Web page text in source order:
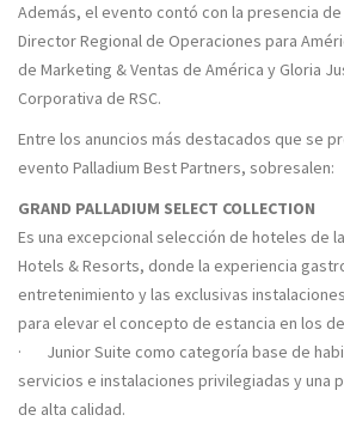
Además, el evento contó con la presencia
Director Regional de Operaciones para
de Marketing & Ventas de América y Gloria
Corporativa de RSC.
Entre los anuncios más destacados que se
evento Palladium Best Partners, sobresalen:
GRAND PALLADIUM SELECT COLLECTION
Es una excepcional selección de hoteles de
Hotels & Resorts, donde la experiencia
entretenimiento y las exclusivas
para elevar el concepto de estancia en los
· Junior Suite como categoría base de
servicios e instalaciones privilegiadas y una
de alta calidad.